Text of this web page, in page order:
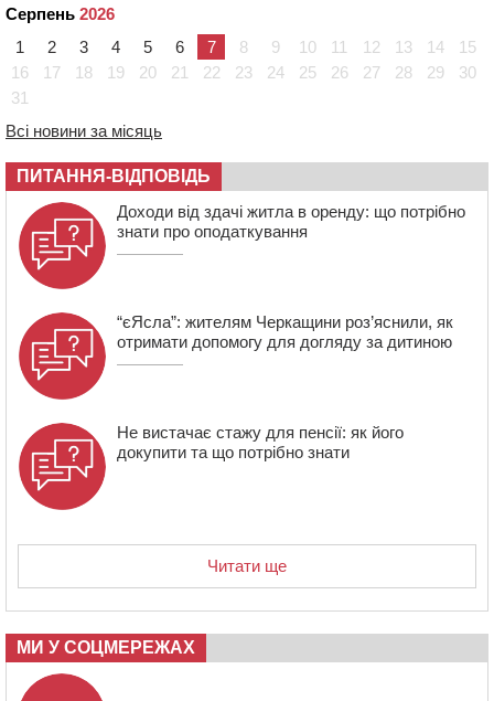
09:08 Встановити гойдалки, карусель і закупити іграшки: у
08:22
“На щиті” у Чорнобаївську громаду повертається
полеглий біля Кліщіївки воїн
сплатили на Черкащині
06 СЕРПНЯ 2026, ЧЕТВЕР
21:13 Вісім медалей, з яких чотири золоті: черкаські
спортсмени тріумфували на чемпіонаті України
Серпень 2026
1
2 3 4 5 6 7 8 9 10 11 12 13 14
15
16
17 18 19 20 21 22 23 24 25 26 27 28 29
30
31
Всі новини за місяць
ПИТАННЯ-ВІДПОВІДЬ
Доходи від здачі житла в оренду: що потрібно
знати про оподаткування
“єЯсла”: жителям Черкащини роз’яснили, як
отримати допомогу для догляду за дитиною
Не вистачає стажу для пенсії: як його
докупити та що потрібно знати
Читати ще
МИ У СОЦМЕРЕЖАХ